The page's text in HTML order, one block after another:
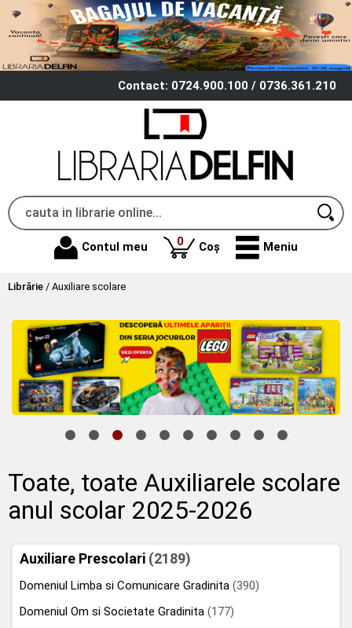
Contact: 0724.900.100 / 0736.361.210
Contul meu 0produse
Coș Meniu
Librărie / Auxiliare scolare
Toate, toate Auxiliarele scolare
anul scolar 2025-2026
Auxiliare Prescolari (2189)
Domeniul Limba si Comunicare Gradinita (390)
Domeniul Om si Societate Gradinita (177)